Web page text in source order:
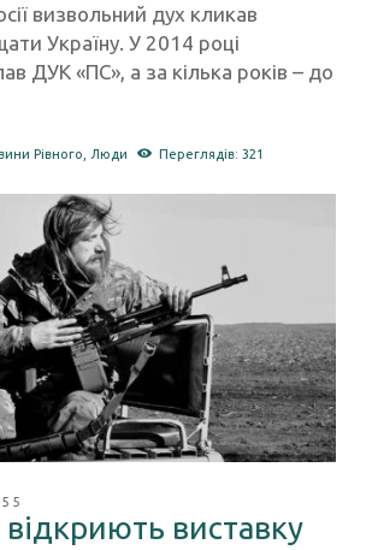
визвольний дух кликав
Україну. У 2014 році
ДУК «ПС», а за кілька років – до
Рівного Люди Переглядів: 321
виставку